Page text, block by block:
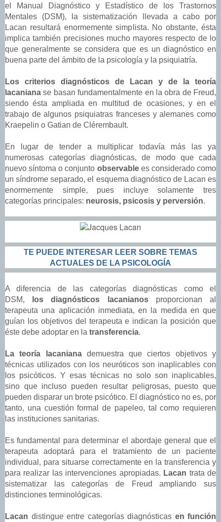
el Manual Diagnóstico y Estadístico de los Trastornos
Mentales (DSM), la sistematización llevada a cabo por
Lacan resultará enormemente simplista. No obstante, ésta
implica también precisiones mucho mayores respecto de lo
que generalmente se considera que es un diagnóstico en
buena parte del ámbito de la psicología y la psiquiatría.
Los criterios diagnósticos de Lacan y de la teoría
lacaniana se basan fundamentalmente en la obra de Freud,
siendo ésta ampliada en multitud de ocasiones, y en el
trabajo de algunos psiquiatras franceses y alemanes como
Kraepelin o Gatian de Clérembault.
En lugar de tender a multiplicar todavía más las ya
numerosas categorías diagnósticas, de modo que cada
nuevo síntoma o conjunto observablees considerado como
un síndrome separado, el esquema diagnóstico de Lacan es
enormemente simple, pues incluye solamente tres
categorías principales: neurosis, psicosis y perversión.
TE PUEDE INTERESAR LEER SOBRE TEMAS
ACTUALES DE LA PSICOLOGÍA
A diferencia de las categorías diagnósticas como el
DSM,
los diagnósticos lacanianosproporcionan al
terapeuta una aplicación inmediata, en la medida en que
guían los objetivos del terapeuta e indican la posición que
éste debe adoptar en la transferencia.
La teoría lacanianademuestra que ciertos objetivos y
técnicas utilizados con los neuróticos son inaplicables con
los psicóticos. Y esas técnicas no solo son inaplicables,
sino que incluso pueden resultar peligrosas, puesto que
pueden disparar un brote psicótico. El diagnóstico no es, por
tanto, una cuestión formal de papeleo, tal como requieren
las instituciones sanitarias.
Es fundamental para determinar el abordaje general que el
terapeuta adoptará para el tratamiento de un paciente
individual, para situarse correctamente en la transferencia y
para realizar las intervenciones apropiadas. Lacan trata de
sistematizar las categorías de Freud ampliando sus
distinciones terminológicas.
Lacan distingue entre categorías diagnósticas en función